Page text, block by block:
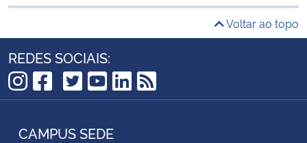
Voltar ao topo
REDES SOCIAIS:
Instagram
Facebook
TikTok
Twitter
YouTube
LinkedIn
RSS
CAMPUS SEDE